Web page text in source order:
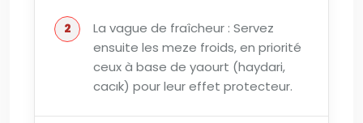
La vague de fraîcheur : Servez
ensuite les meze froids, en priorité
ceux à base de yaourt (haydari,
cacık) pour leur effet protecteur.